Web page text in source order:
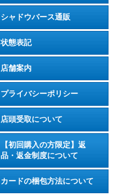
シャドウバース通販
状態表記
店舗案内
プライバシーポリシー
店頭受取について
【初回購入の方限定】返
品・返金制度について
カードの梱包方法について